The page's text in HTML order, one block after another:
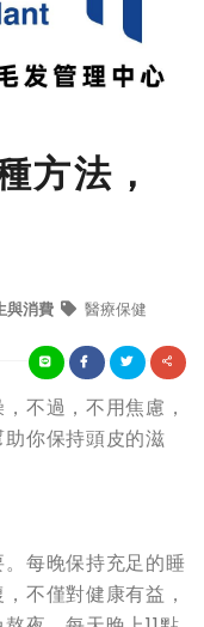
方法，
與消費 醫療保健
不過，不用焦慮，
你保持頭皮的滋
每晚保持充足的睡
不僅對健康有益，